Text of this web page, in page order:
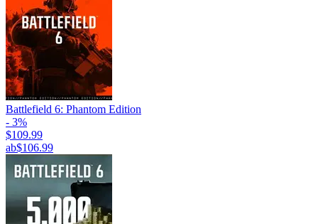
Battlefield 6: Phantom Edition
- 3%
$109.99
ab$106.99